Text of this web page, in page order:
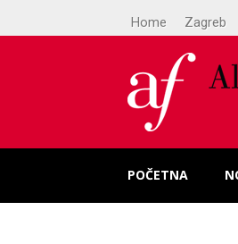
Home Zagreb
POČETNA